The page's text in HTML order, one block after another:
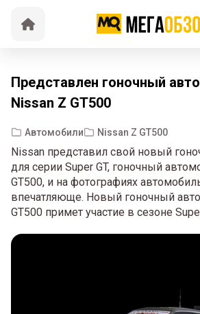
Представлен гоночный
Nissan Z GT500
Автомобили Nissan Z GT500
Nissan представил свой новый
для серии Super GT, гоночный
GT500, и на фотографиях
впечатляюще. Новый гоночный
GT500 примет участие в сезоне